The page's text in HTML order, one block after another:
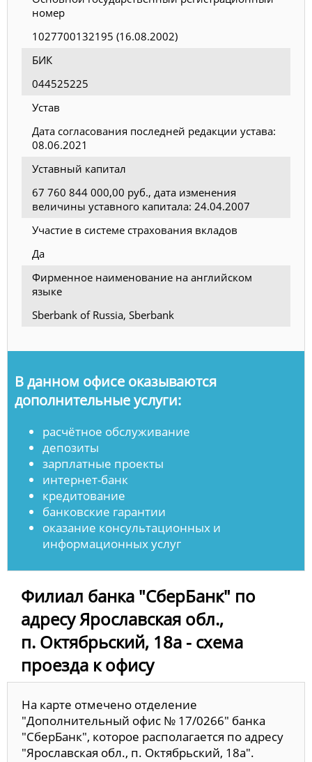
номер
1027700132195 (16.08.2002)
БИК
044525225
Устав
Дата согласования последней редакции устава:
08.06.2021
Уставный капитал
67 760 844 000,00 руб., дата изменения
величины уставного капитала: 24.04.2007
Участие в системе страхования вкладов
Да
Фирменное наименование на английском
языке
Sberbank of Russia, Sberbank
В данном офисе оказываются
дополнительные услуги:
расчётное обслуживание
депозиты
зарплатные проекты
интернет-банк
кредитование
банковские гарантии
оказание консультационных и
информационных услуг
Филиал банка "СберБанк" по
адресу Ярославская обл.,
п. Октябрьский, 18а - схема
проезда к офису
На карте отмечено отделение
"Дополнительный офис № 17/0266" банка
"СберБанк", которое располагается по адресу
"Ярославская обл., п. Октябрьский, 18а".